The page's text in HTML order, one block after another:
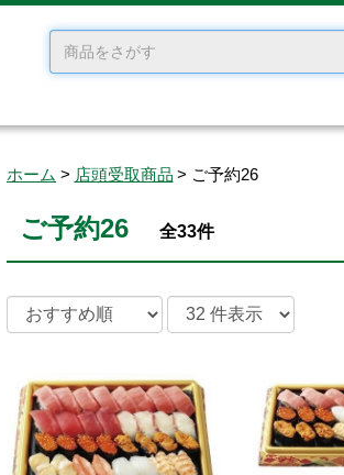
ホーム 店頭受取商品 ご予約26
ご予約26 全33件